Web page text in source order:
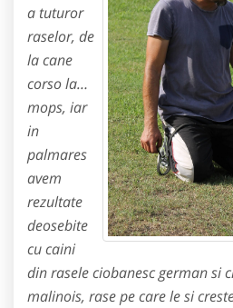
a tuturor
raselor, de
la cane
corso la…
mops, iar
in
palmares
avem
rezultate
deosebite
cu caini
din rasele ciobanesc german si
malinois, rase pe care le si